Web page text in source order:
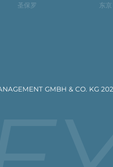
圣保罗 东京
GMBH & CO. KG